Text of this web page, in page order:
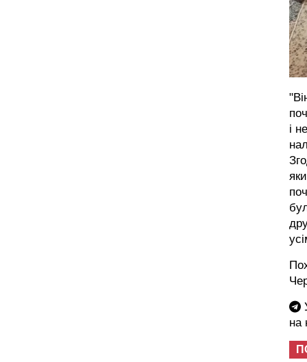
і
на